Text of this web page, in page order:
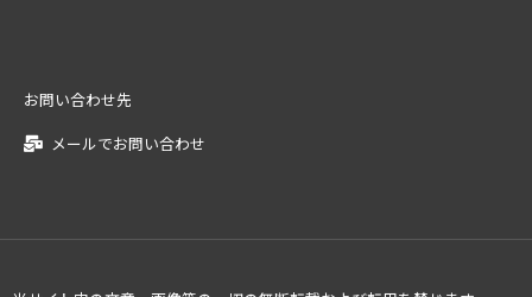
お問い合わせ先
メールでお問い合わせ